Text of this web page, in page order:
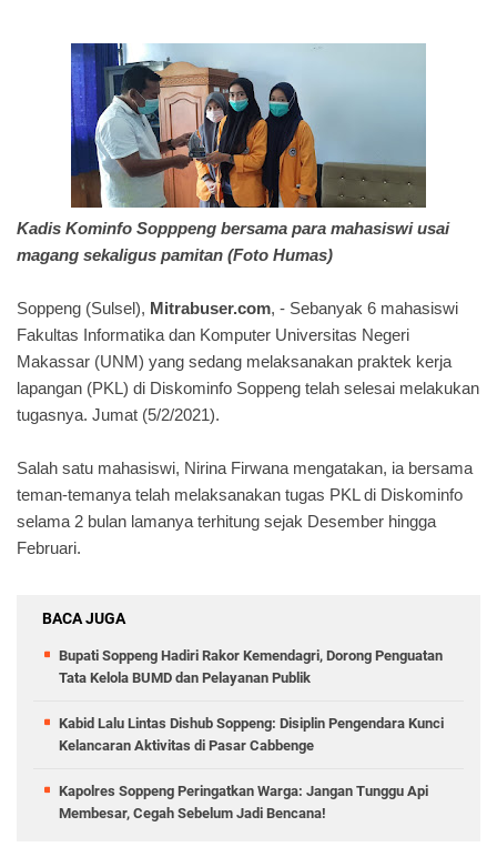
Kadis Kominfo Sopppeng bersama para mahasiswi usai
magang sekaligus pamitan (Foto Humas)
Soppeng (Sulsel), Mitrabuser.com, - Sebanyak 6 mahasiswi
Fakultas Informatika dan Komputer Universitas Negeri
Makassar (UNM) yang sedang melaksanakan praktek kerja
lapangan (PKL) di Diskominfo Soppeng telah selesai melakukan
tugasnya. Jumat (5/2/2021).
Salah satu mahasiswi, Nirina Firwana mengatakan, ia bersama
teman-temanya telah melaksanakan tugas PKL di Diskominfo
selama 2 bulan lamanya terhitung sejak Desember hingga
Februari.
BACA JUGA
Bupati Soppeng Hadiri Rakor Kemendagri, Dorong Penguatan
Tata Kelola BUMD dan Pelayanan Publik
Kabid Lalu Lintas Dishub Soppeng: Disiplin Pengendara Kunci
Kelancaran Aktivitas di Pasar Cabbenge
Kapolres Soppeng Peringatkan Warga: Jangan Tunggu Api
Membesar, Cegah Sebelum Jadi Bencana!